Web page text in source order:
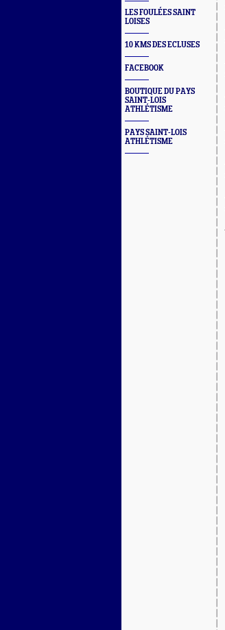
LES FOULÉES SAINT
LOISES
10 KMS DES ECLUSES
FACEBOOK
BOUTIQUE DU PAYS
SAINT-LOIS
ATHLÉTISME
PAYS SAINT-LOIS
ATHLÉTISME